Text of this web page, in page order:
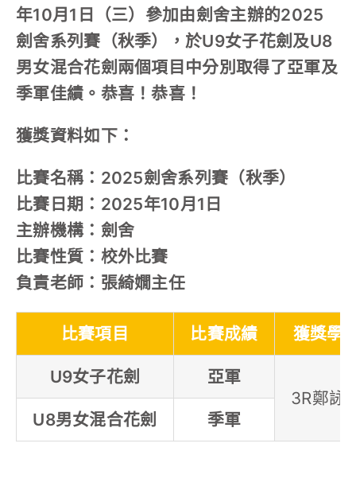
年10月1日（三）參加由劍舍主辦的2025
劍舍系列賽（秋季），於U9女子花劍及U8
男女混合花劍兩個項目中分別取得了亞軍及
季軍佳績。恭喜！恭喜！
獲獎資料如下：
比賽名稱：2025劍舍系列賽（秋季）
比賽日期：2025年10月1日
主辦機構：劍舍
比賽性質：校外比賽
負責老師：張綺嫺主任
比賽項目 比賽成績 獲獎學
U9女子花劍
亞軍
3R鄭詠
U8男女混合花劍
季軍